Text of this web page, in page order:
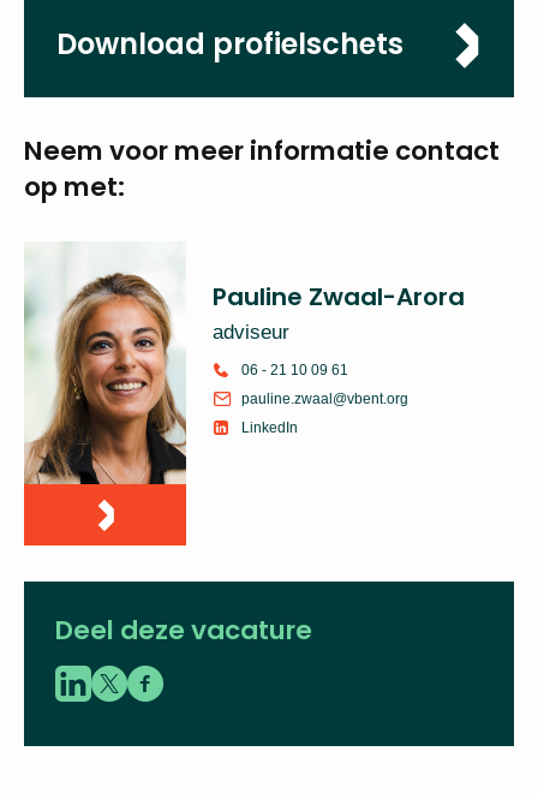
Download
profielschets
Neem voor meer
contact op met:
Pauline Zwaal-Arora
adviseur